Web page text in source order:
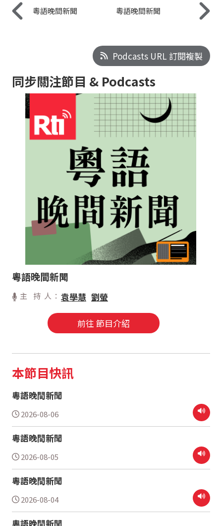
粵語晚間新聞 粵語晚間新聞
Podcasts URL 訂閱複製
同步關注節目 & Podcasts
粵語晚間新聞
主 持 人： 袁學慧 劉螢
前往 節目介紹
本節目快訊
粵語晚間新聞
2026-08-06
粵語晚間新聞
2026-08-05
粵語晚間新聞
2026-08-04
粵語晚間新聞